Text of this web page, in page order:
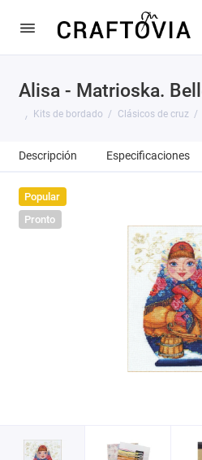
Alisa - Matrioska.
Kits de bordado Clásicos de cruz
Descripción Especificaciones
Popular
Pronto